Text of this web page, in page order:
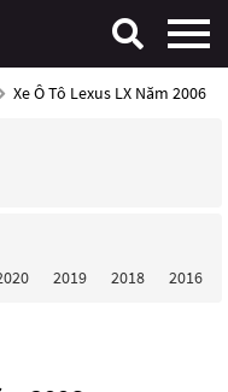
Xe Ô Tô Lexus LX Năm 2006
2019 2018 2016